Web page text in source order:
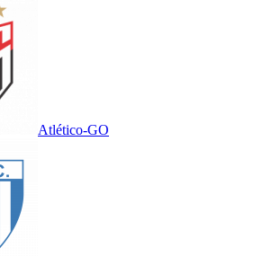
Atlético-GO